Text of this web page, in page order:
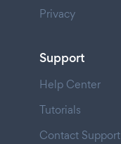
Privacy
Support
Help Center
Tutorials
Contact Support